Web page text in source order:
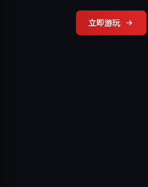
立即游玩